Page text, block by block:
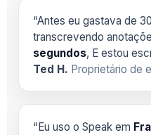
“Antes eu gastava de
transcrevendo
segundos, E estou
Ted H. Proprietário de
“Eu uso o Speak em